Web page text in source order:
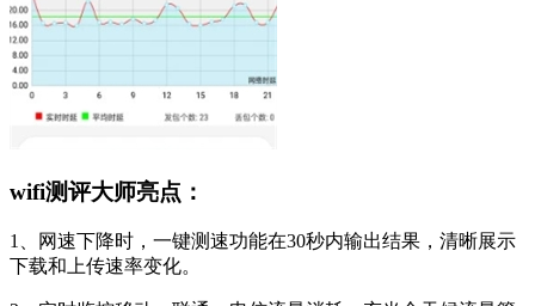
wifi测评大师亮点：
1、网速下降时，一键测速功能在30秒内输出结果，清晰展示
下载和上传速率变化。